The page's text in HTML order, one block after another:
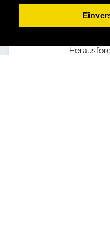
mit
Erkennen